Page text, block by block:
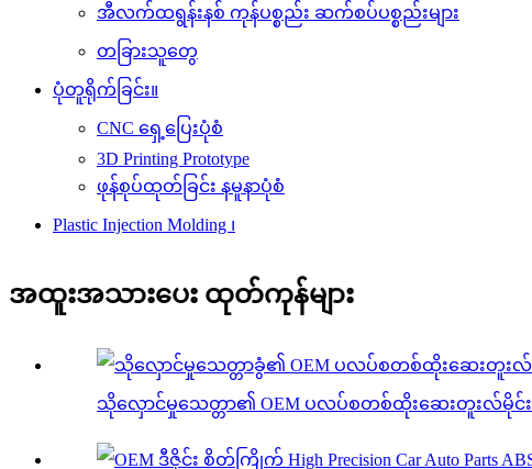
အီလက်ထရွန်းနစ် ကုန်ပစ္စည်း ဆက်စပ်ပစ္စည်းများ
တခြားသူတွေ
ပုံတူရိုက်ခြင်း။
CNC ရှေ့ပြေးပုံစံ
3D Printing Prototype
ဖုန်စုပ်ထုတ်ခြင်း နမူနာပုံစံ
Plastic Injection Molding ၊
အထူးအသားပေး ထုတ်ကုန်များ
သိုလှောင်မှုသေတ္တာ၏ OEM ပလပ်စတစ်ထိုးဆေးတူးလ်မိုင်း